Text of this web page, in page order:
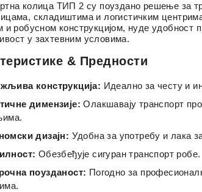
колица ТИП 2 су поуздано решење за
складиштима и логистичким
и робусном конструкцијом, нуде удобност
у захтевним условима.
& Предности
конструкција: Идеално за честу и
димензије: Олакшавају транспорт
дизајн: Удобна за употребу и лака
Обезбеђује сигуран транспорт робе.
поузданост: Погодно за